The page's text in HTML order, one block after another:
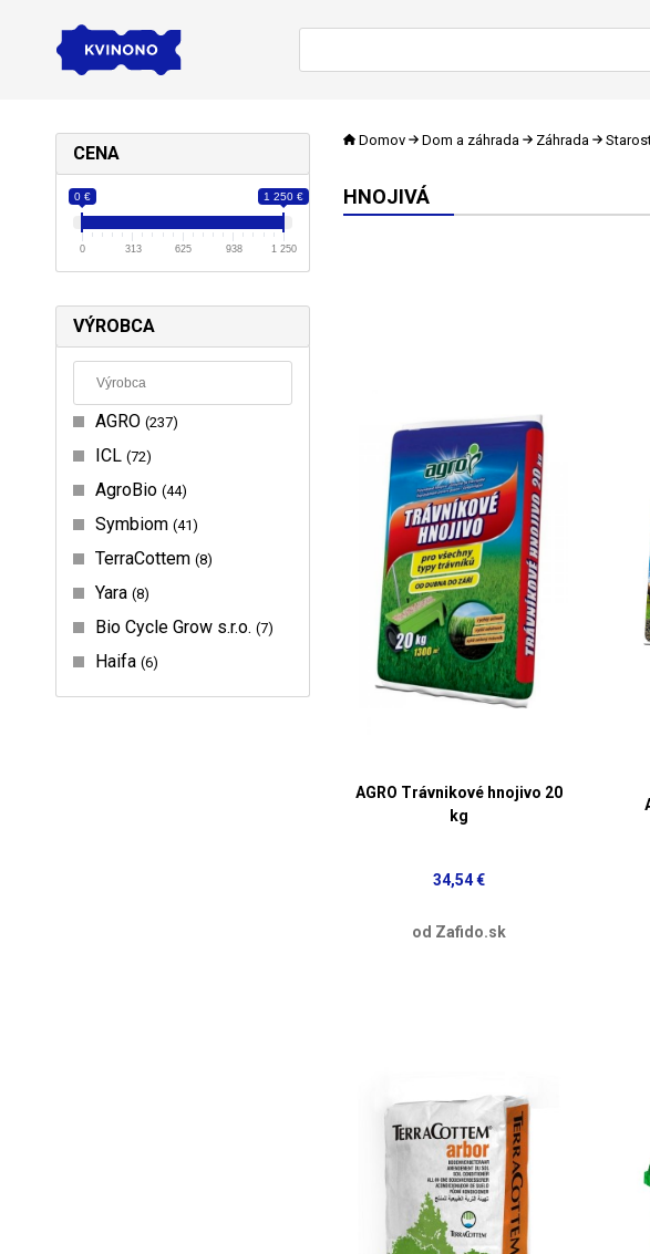
CENA
0 € 1 250 €
0 313 625 938 1 250
VÝROBCA
AGRO 237
ICL 72
AgroBio 44
Symbiom 41
TerraCottem 8
Yara 8
Bio Cycle Grow s.r.o. 7
Haifa 6
Domov Dom a záhrada Záhrada
HNOJIVÁ
AGRO Trávnikové hnojivo 20
kg
34,54 €
od Zafido.sk